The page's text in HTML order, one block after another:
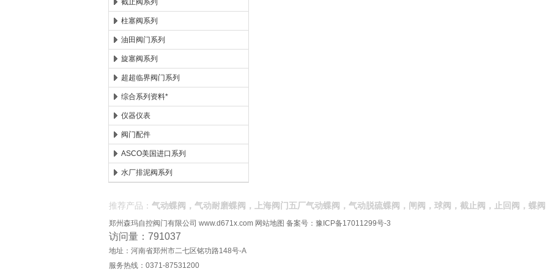
截止阀系列
柱塞阀系列
油田阀门系列
旋塞阀系列
超超临界阀门系列
综合系列资料*
仪器仪表
阀门配件
ASCO美国进口系列
水厂排泥阀系列
推荐产品： 气动蝶阀，气动耐磨蝶阀，上海阀门五厂气动蝶阀，气动脱硫蝶阀，闸阀，球阀，截止阀，止回阀，蝶阀
郑州森玛自控阀门有限公司 www.d671x.com 网站地图 备案号： 豫ICP备17011299号-3
访问量：791037
地址：河南省郑州市二七区铭功路148号-A
服务热线：0371-87531200